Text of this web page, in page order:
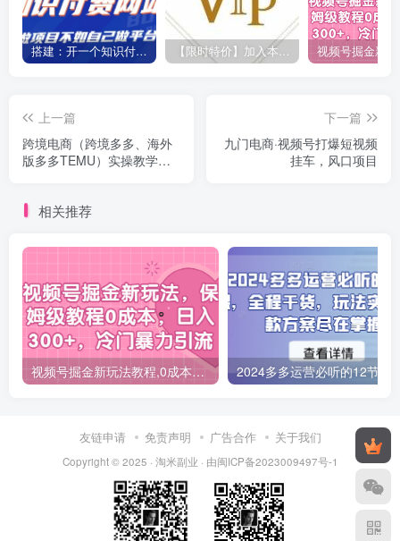
搭建：开一个知识付费资源网站，24小时全自动赚钱！
上一篇
跨境电商（跨境多多、海外
版多多TEMU）实操教学，
下一篇
九门电商·视频号打爆短视频
挂车，风口项目
相关推荐
视频号掘金新玩法教程,0成本，日入300+，冷门暴力引流
友链申请 免责声明 广告合作 关于我们
Copyright © 2025 · 淘米副业 · 由闽ICP备2023009497号-1